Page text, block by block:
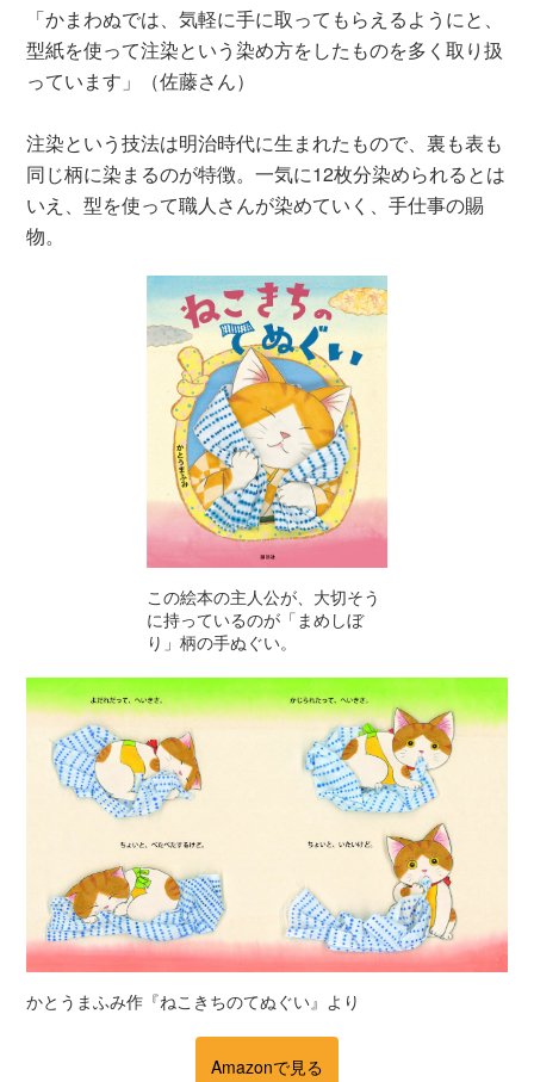
「かまわぬでは、気軽に手に取ってもらえるようにと、
型紙を使って注染という染め方をしたものを多く取り扱
っています」（佐藤さん）
注染という技法は明治時代に生まれたもので、裏も表も
同じ柄に染まるのが特徴。一気に12枚分染められるとは
いえ、型を使って職人さんが染めていく、手仕事の賜
物。
この絵本の主人公が、大切そう
に持っているのが「まめしぼ
り」柄の手ぬぐい。
かとうまふみ作『ねこきちのてぬぐい』より
Amazonで見る